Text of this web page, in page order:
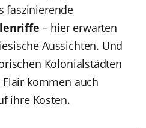
faszinierende
– hier erwarten
Aussichten. Und
Kolonialstädten
kommen auch
ihre Kosten.